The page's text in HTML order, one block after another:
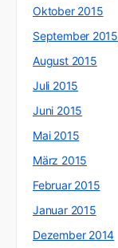
Oktober 2015
September 2015
August 2015
Juli 2015
Juni 2015
Mai 2015
März 2015
Februar 2015
Januar 2015
Dezember 2014